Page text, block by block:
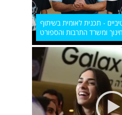
- תכנית לאומית בשיתוף
ומשרד התרבות והספורט